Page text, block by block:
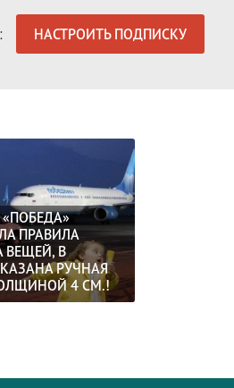
НАСТРОИТЬ ПОДПИСКУ
ПРАВИЛА
ВЕЩЕЙ, В
РУЧНАЯ
4 СМ.!